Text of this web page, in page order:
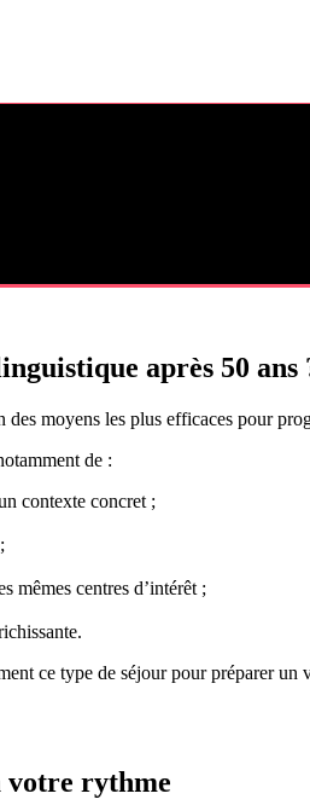
après 50 ans
moyens les plus efficaces pour
de :
contexte concret ;
mêmes centres d’intérêt ;
ce type de séjour pour préparer
votre rythme